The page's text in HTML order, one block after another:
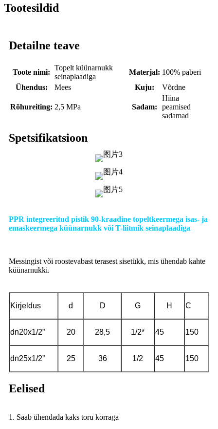
Tootesildid
Detailne teave
Toote nimi:
Topelt küünarnukk
seinaplaadiga
Materjal: 100% paberi
Ühendus:
Mees Kuju: Võrdne
Rõhureiting: 2,5 MPa Sadam:
Hiina
peamised
sadamad
Spetsifikatsioon
PPR integreeritud pistik 90-kraadine topeltkeermega isas- ja
emaskeermega küünarnukk või T-liitmik seinaplaadiga
Messingist või roostevabast terasest sisetükk, mis ühendab kahte
küünarnukki.
Kirjeldus d D G H C
dn20x1/2” 20 28,5 1/2* 45 150
dn25x1/2” 25 36 1/2 45 150
Eelised
1. Saab ühendada kaks toru korraga